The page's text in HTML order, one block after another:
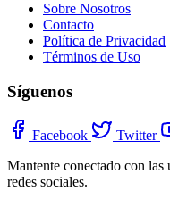
Sobre Nosotros
Contacto
Política de Privacidad
Términos de Uso
Síguenos
Facebook Twitter
Mantente conectado con las
redes sociales.